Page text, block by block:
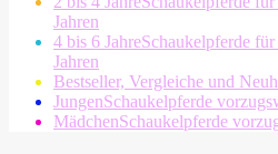
Jahren
4 bis 6 JahreSchaukelpferde
Jahren
Bestseller, Vergleiche und
JungenSchaukelpferde
MädchenSchaukelpferde